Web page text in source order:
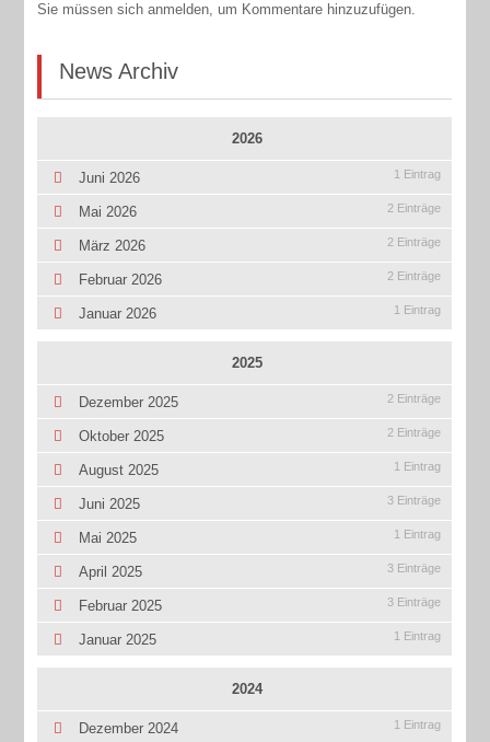
Sie müssen sich anmelden, um Kommentare hinzuzufügen.
News Archiv
2026
Juni 2026 1 Eintrag
Mai 2026 2 Einträge
März 2026 2 Einträge
Februar 2026 2 Einträge
Januar 2026 1 Eintrag
2025
Dezember 2025 2 Einträge
Oktober 2025 2 Einträge
August 2025 1 Eintrag
Juni 2025 3 Einträge
Mai 2025 1 Eintrag
April 2025 3 Einträge
Februar 2025 3 Einträge
Januar 2025 1 Eintrag
2024
Dezember 2024 1 Eintrag